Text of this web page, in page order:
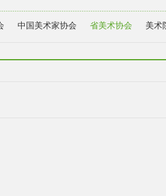
中国美术家协会 省美术协会 美术